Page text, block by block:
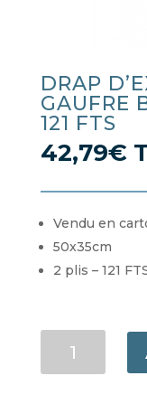
DRAP
GAUFRE
121 FTS
42,79€
Vendu en
50x35cm
2 plis – 121